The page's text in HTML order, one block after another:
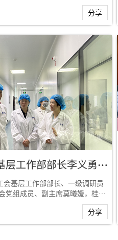
分享
自治区总工会基层工作部部长李义勇莅临桂林南药调研指导工作
会基层工作部部长、一级调研员
党组成员、副主席莫曦媛，桂林
部长贺常艳等一行莅临桂...
分享